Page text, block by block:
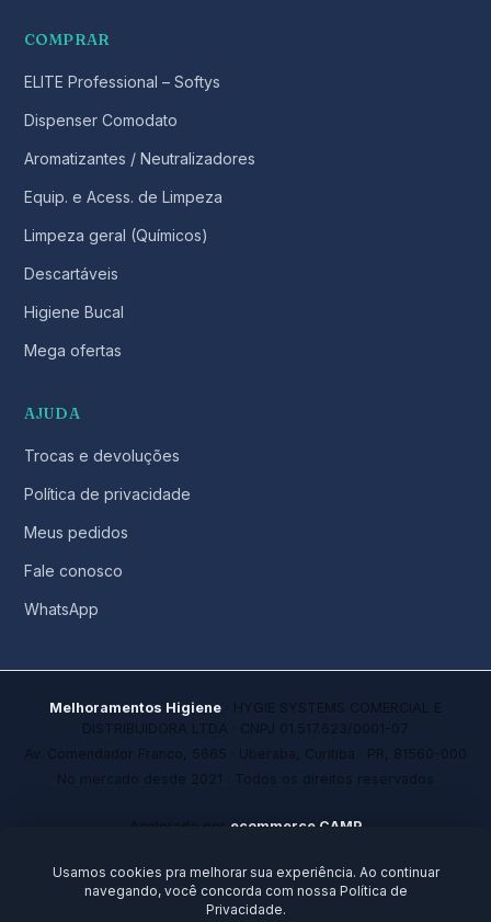
COMPRAR
ELITE Professional – Softys
Dispenser Comodato
Aromatizantes / Neutralizadores
Equip. e Acess. de Limpeza
Limpeza geral (Químicos)
Descartáveis
Higiene Bucal
Mega ofertas
AJUDA
Trocas e devoluções
Política de privacidade
Meus pedidos
Fale conosco
WhatsApp
Melhoramentos Higiene · HYGIE SYSTEMS COMERCIAL E
DISTRIBUIDORA LTDA · CNPJ 01.517.623/0001-07
Av. Comendador Franco, 5665 · Uberaba, Curitiba · PR, 81560-000
No mercado desde 2021 · Todos os direitos reservados
Acelerado por ecommerce.CAMP
Ideal para founders e empresários que precisam ir além da
tecnologia.
Usamos cookies pra melhorar sua experiência. Ao continuar
navegando, você concorda com nossa Política de
Privacidade.